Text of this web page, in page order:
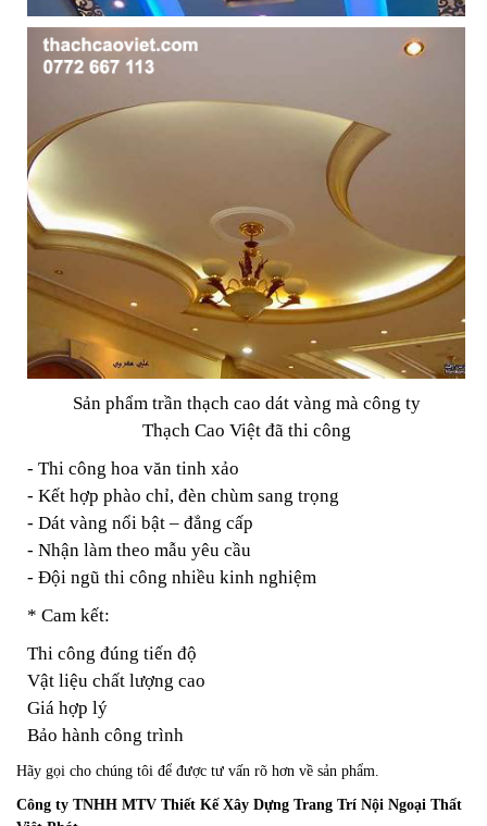
Sản phẩm trần thạch cao dát vàng mà công ty
Thạch Cao Việt đã thi công
- Thi công hoa văn tinh xảo
- Kết hợp phào chỉ, đèn chùm sang trọng
- Dát vàng nổi bật – đẳng cấp
- Nhận làm theo mẫu yêu cầu
- Đội ngũ thi công nhiều kinh nghiệm
* Cam kết:
Thi công đúng tiến độ
Vật liệu chất lượng cao
Giá hợp lý
Bảo hành công trình
Hãy gọi cho chúng tôi để được tư vấn rõ hơn về sản phẩm.
Công ty TNHH MTV Thiết Kế Xây Dựng Trang Trí Nội Ngoại Thất